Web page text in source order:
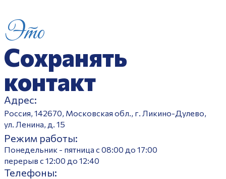
Это
Сохранять
контакт
Адрес:
Россия, 142670, Московская обл., г. Ликино-Дулево,
ул. Ленина, д. 15
Режим работы:
Понедельник - пятница с 08:00 до 17:00
перерыв с 12:00 до 12:40
Телефоны: